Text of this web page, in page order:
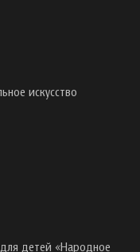
искусство
детей «Народное